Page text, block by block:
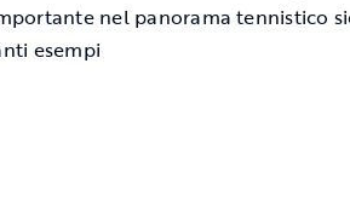
nel panorama tennistico
esempi